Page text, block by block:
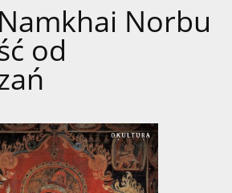
Norbu
od